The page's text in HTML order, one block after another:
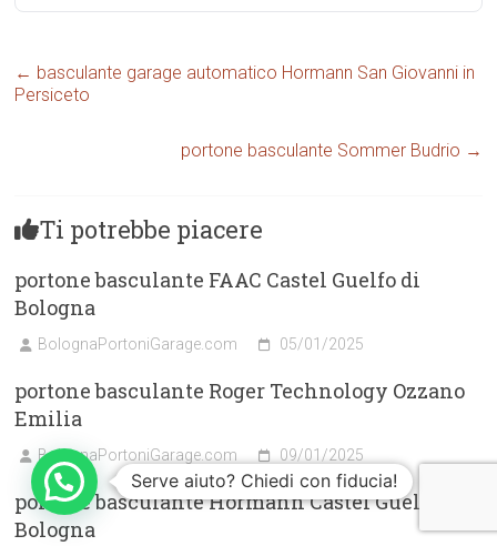
← basculante garage automatico Hormann San Giovanni in
Persiceto
portone basculante Sommer Budrio →
Ti potrebbe piacere
portone basculante FAAC Castel Guelfo di
Bologna
BolognaPortoniGarage.com 05/01/2025
portone basculante Roger Technology Ozzano
Emilia
BolognaPortoniGarage.com 09/01/2025
portone basculante Hormann Castel Guelfo di
Bologna
Serve aiuto? Chiedi con fiducia!